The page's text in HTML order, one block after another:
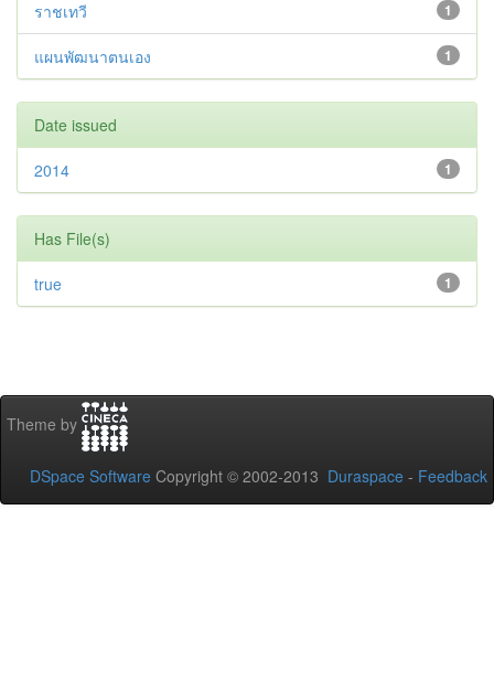
1
ราชเทวี
1
แผนพัฒนาตนเอง
Date issued
1
2014
Has File(s)
1
true
Theme by
DSpace Software Copyright © 2002-2013 Duraspace - Feedback